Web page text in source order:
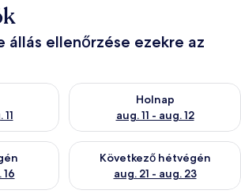
állás ellenőrzése ezekre az
állás ellenőrzése: aug. 10 - aug. 11
Holnap
aug. 11 - aug. 12
A holnapi rendelkezésre állás
állás ellenőrzése: aug. 14 -
Következő hétvégén
aug. 21 - aug. 23
A következő hétvégi